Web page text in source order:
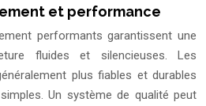
et performance
performants garantissent une
fluides et silencieuses. Les
plus fiables et durables
Un système de qualité peut